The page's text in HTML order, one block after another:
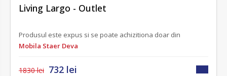
OUTLET
Living Largo - Outlet
Produsul este expus si se poate achizitiona doar din
Mobila Staer Deva
1830 lei 732 lei